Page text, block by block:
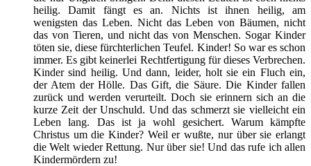
heilig. Damit fängt es an. Nichts ist ihnen heilig, am
wenigsten das Leben. Nicht das Leben von Bäumen, nicht
das von Tieren, und nicht das von Menschen. Sogar Kinder
töten sie, diese fürchterlichen Teufel. Kinder! So war es schon
immer. Es gibt keinerlei Rechtfertigung für dieses Verbrechen.
Kinder sind heilig. Und dann, leider, holt sie ein Fluch ein,
der Atem der Hölle. Das Gift, die Säure. Die Kinder fallen
zurück und werden verurteilt. Doch sie erinnern sich an die
kurze Zeit der Unschuld. Und das schmerzt sie vielleicht ein
Leben lang. Das ist ja wohl gesichert. Warum kämpfte
Christus um die Kinder? Weil er wußte, nur über sie erlangt
die Welt wieder Rettung. Nur über sie! Und das rufe ich allen
Kindermördern zu!